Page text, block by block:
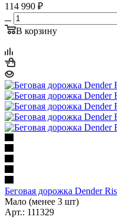
114 990 ₽
В корзину
Беговая дорожка Dender
Мало (менее 3 шт)
Арт.: 111329